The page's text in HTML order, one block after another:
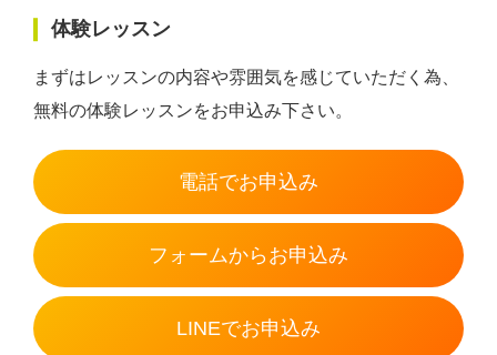
体験レッスン
まずはレッスンの内容や雰囲気を感じていただく為、
無料の体験レッスンをお申込み下さい。
電話でお申込み
フォームからお申込み
LINEでお申込み